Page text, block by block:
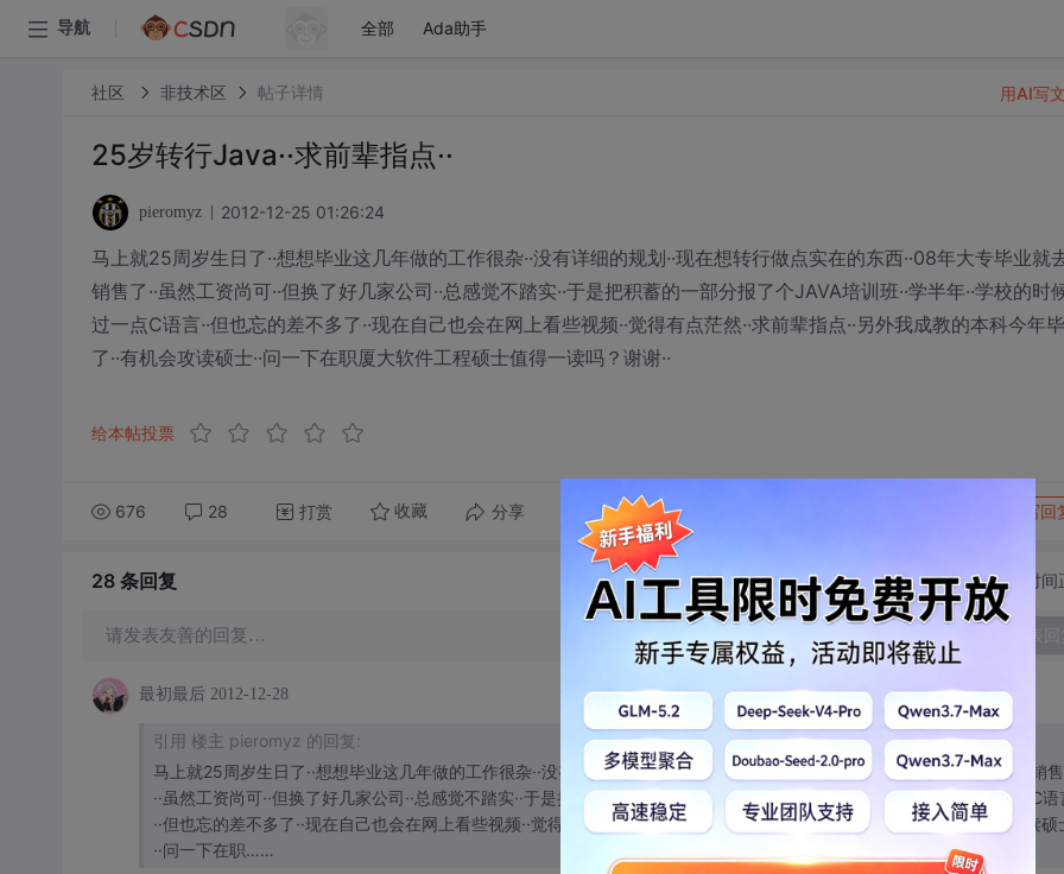
导航 全部 Ada助手
社区 非技术区 帖子详情
25岁转行Java··求前辈指点··
pieromyz 2012-12-25 01:26:24
马上就25周岁生日了··想想毕业这几年做的工作很杂··没有详细的规划··现在想转行做点实在的东西··08年大专毕业就
销售了··虽然工资尚可··但换了好几家公司··总感觉不踏实··于是把积蓄的一部分报了个JAVA培训班··学半年··学校的时
过一点C语言··但也忘的差不多了··现在自己也会在网上看些视频··觉得有点茫然··求前辈指点··另外我成教的本科今年
了··有机会攻读硕士··问一下在职厦大软件工程硕士值得一读吗？谢谢··
给本帖投票
676 28 打赏 收藏 分享 转发到动态 写回
用AI写
28 条回复 切换为时间
请发表友善的回复…
最初最后 2012-12-28
引用 楼主 pieromyz 的回复:
马上就25周岁生日了··想想毕业这几年做的工作很杂··没有详细的规划··现在想转行做点实在的东西··08年大专毕业就去做销
··虽然工资尚可··但换了好几家公司··总感觉不踏实··于是把积蓄的一部分报了个JAVA培训班··学半年··学校的时候学过一点C语
··但也忘的差不多了··现在自己也会在网上看些视频··觉得有点茫然··求前辈指点··另外我成教的本科今年毕业了··有机会攻读硕
··问一下在职……